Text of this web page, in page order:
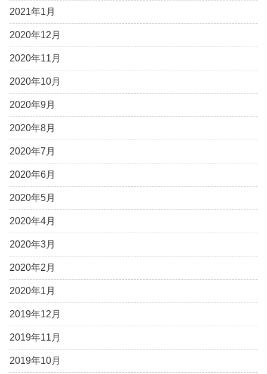
2021年1月
2020年12月
2020年11月
2020年10月
2020年9月
2020年8月
2020年7月
2020年6月
2020年5月
2020年4月
2020年3月
2020年2月
2020年1月
2019年12月
2019年11月
2019年10月